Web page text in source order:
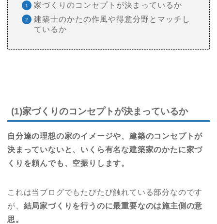
家づくりのコンセプトが決まっているか
建築士のかたの作風や得意分野とマッチし
ているか
(1)家づくりのコンセプトが決まっているか
自分達の理想の家のイメージや、建築のコンセプトが
決まっていないと、いくら有名な建築家のかたに家づ
くりを頼んでも、空振りします。
これは当ブログでもたびたび触れている部分なのです
が、 結局家づくりを行うのに最重要なのは施主側の意
思。